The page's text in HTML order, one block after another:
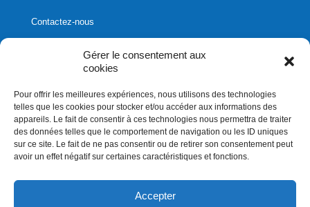
Gérer le consentement aux
cookies
Pour offrir les meilleures expériences, nous utilisons des technologies
telles que les cookies pour stocker et/ou accéder aux informations des
appareils. Le fait de consentir à ces technologies nous permettra de traiter
des données telles que le comportement de navigation ou les ID uniques
sur ce site. Le fait de ne pas consentir ou de retirer son consentement peut
avoir un effet négatif sur certaines caractéristiques et fonctions.
Accepter
Contactez-nous
1020, rue Bouvier, suite 400,
Québec (Québec) G2K 0K9
info[]affluences.ca
418.684.8881